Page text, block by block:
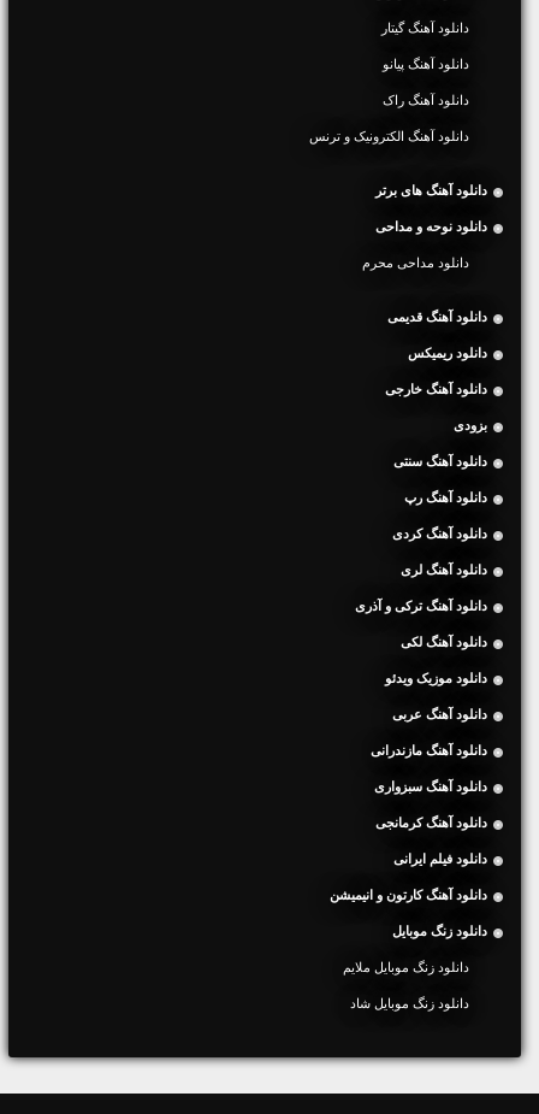
دانلود آهنگ گیتار
دانلود آهنگ پیانو
دانلود آهنگ راک
دانلود آهنگ الکترونیک و ترنس
دانلود آهنگ های برتر
دانلود نوحه و مداحی
دانلود مداحی محرم
دانلود آهنگ قدیمی
دانلود ریمیکس
دانلود آهنگ خارجی
بزودی
دانلود آهنگ سنتی
دانلود آهنگ رپ
دانلود آهنگ کردی
دانلود آهنگ لری
دانلود آهنگ ترکی و آذری
دانلود آهنگ لکی
دانلود موزیک ویدئو
دانلود آهنگ عربی
دانلود آهنگ مازندرانی
دانلود آهنگ سبزواری
دانلود آهنگ کرمانجی
دانلود فیلم ایرانی
دانلود آهنگ کارتون و انیمیشن
دانلود زنگ موبایل
دانلود زنگ موبایل ملایم
دانلود زنگ موبایل شاد